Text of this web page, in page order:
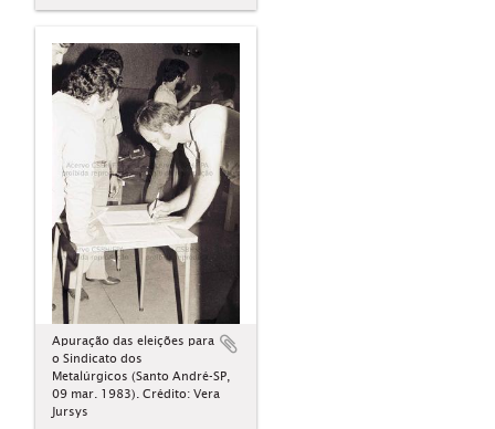
Apuração das eleições para
o Sindicato dos
Metalúrgicos (Santo André-SP,
09 mar. 1983). Crédito: Vera
Jursys